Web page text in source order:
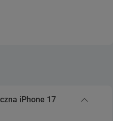
iPhone 17
energetyczna iPhone 17